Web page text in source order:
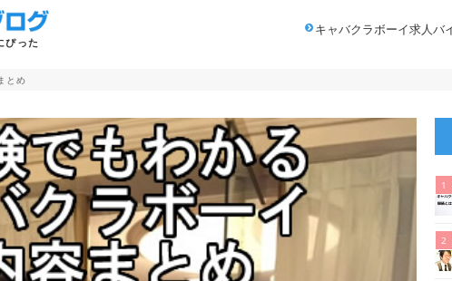
ぴった
キャバクラボーイ求人バ
とめ